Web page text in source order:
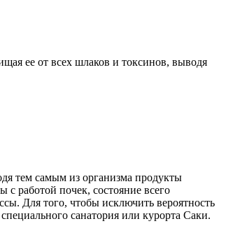
ее от всех шлаков и токсинов, выводя
тем самым из организма продукты
с работой почек, состояние всего
Для того, чтобы исключить вероятность
санатория или курорта Саки.